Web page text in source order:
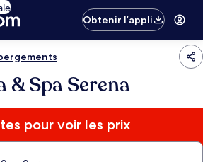
Obtenir l’appli
& Spa Serena
pour voir les prix